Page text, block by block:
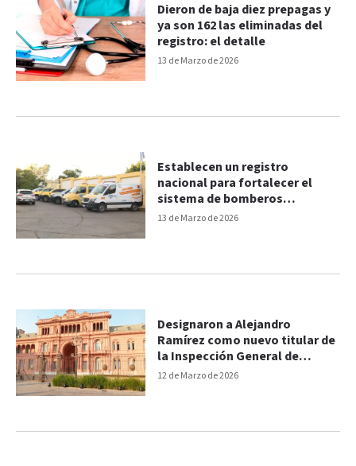
13 de Marzo de 2026
Dieron de baja diez prepagas y
ya son 162 las eliminadas del
registro: el detalle
13 de Marzo de 2026
Establecen un registro
nacional para fortalecer el
sistema de bomberos
voluntarios
12 de Marzo de 2026
Designaron a Alejandro
Ramírez como nuevo titular de
la Inspección General de
Justicia